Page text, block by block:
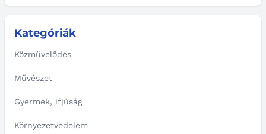
Kategóriák
Közművelődés
Művészet
Gyermek, ifjúság
Környezetvédelem